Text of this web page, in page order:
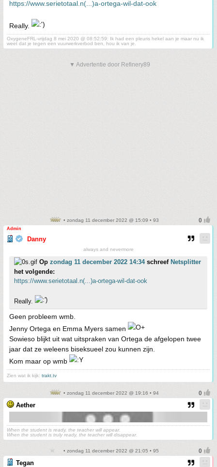
https://www.serietotaal.n(...)a-ortega-wil-dat-ook
Really.
OxygeneFRL-vrijdag 8 mei 2020 @ 08:52:59: Ik had een pleuris hekel aan je maar nu ik
weet dat je tegen een vuurwerkverbod ben, hou ik van je.
▼ Advertentie door Refinery89
• zondag 11 december 2022 @ 15:09 • 93
Admin
Danny
always and nevermore
Op zondag 11 december 2022 14:34schreef Netsplitter
het volgende:
https://www.serietotaal.n(...)a-ortega-wil-dat-ook
Really.
Geen probleem wmb.
Jenny Ortega en Emma Myers samen
Sowieso blijkt uit wat uitspraken van Ortega de afgelopen twee
jaar dat ze weleens biseksueel zou kunnen zijn.
Kom maar op wmb
Zien wat ik kijk: trakt.tv
• zondag 11 december 2022 @ 19:16 • 94
Aether
When the student is ready, the teacher will appear.
When the student is truly ready, the teacher will disappear.
• zondag 11 december 2022 @ 21:05 • 95
Tegan